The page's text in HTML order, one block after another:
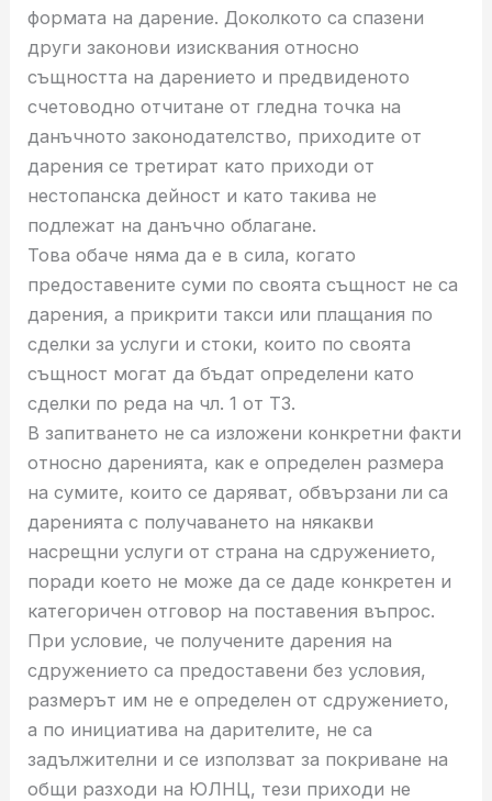
формата на дарение. Доколкото са спазени
други законови изисквания относно
същността на дарението и предвиденото
счетоводно отчитане от гледна точка на
данъчното законодателство, приходите от
дарения се третират като приходи от
нестопанска дейност и като такива не
подлежат на данъчно облагане.
Това обаче няма да е в сила, когато
предоставените суми по своята същност не са
дарения, а прикрити такси или плащания по
сделки за услуги и стоки, които по своята
същност могат да бъдат определени като
сделки по реда на чл. 1 от ТЗ.
В запитването не са изложени конкретни факти
относно даренията, как е определен размера
на сумите, които се даряват, обвързани ли са
даренията с получаването на някакви
насрещни услуги от страна на сдружението,
поради което не може да се даде конкретен и
категоричен отговор на поставения въпрос.
При условие, че получените дарения на
сдружението са предоставени без условия,
размерът им не е определен от сдружението,
а по инициатива на дарителите, не са
задължителни и се използват за покриване на
общи разходи на ЮЛНЦ, тези приходи не